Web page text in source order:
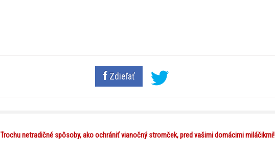
Zdieľať
Trochu netradičné spôsoby, ako ochrániť vianočný stromček, pred vašimi domácimi miláčikmi!